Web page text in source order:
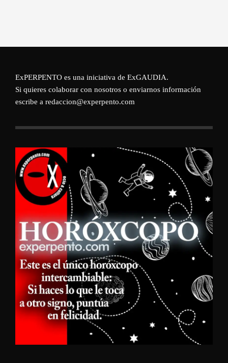
ExPERPENTO es una iniciativa de ExGAUDIA.
Si quieres colaborar con nosotros o enviarnos información
escribe a redaccion@experpento.com